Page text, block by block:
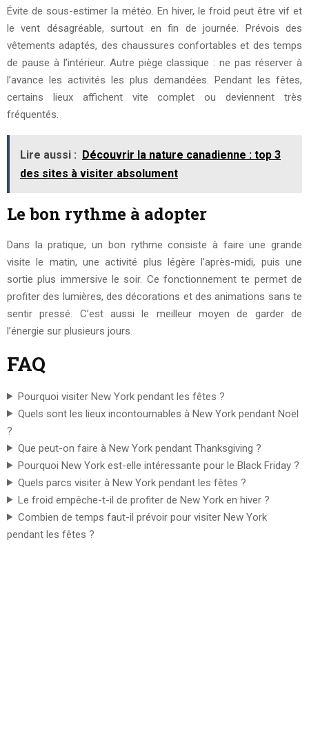
Évite de sous-estimer la météo. En hiver, le froid peut être vif et
le vent désagréable, surtout en fin de journée. Prévois des
vêtements adaptés, des chaussures confortables et des temps
de pause à l’intérieur. Autre piège classique : ne pas réserver à
l’avance les activités les plus demandées. Pendant les fêtes,
certains lieux affichent vite complet ou deviennent très
fréquentés.
Lire aussi : Découvrir la nature canadienne : top 3
des sites à visiter absolument
Le bon rythme à adopter
Dans la pratique, un bon rythme consiste à faire une grande
visite le matin, une activité plus légère l’après-midi, puis une
sortie plus immersive le soir. Ce fonctionnement te permet de
profiter des lumières, des décorations et des animations sans te
sentir pressé. C’est aussi le meilleur moyen de garder de
l’énergie sur plusieurs jours.
FAQ
Pourquoi visiter New York pendant les fêtes ?
Quels sont les lieux incontournables à New York pendant Noël
?
Que peut-on faire à New York pendant Thanksgiving ?
Pourquoi New York est-elle intéressante pour le Black Friday ?
Quels parcs visiter à New York pendant les fêtes ?
Le froid empêche-t-il de profiter de New York en hiver ?
Combien de temps faut-il prévoir pour visiter New York
pendant les fêtes ?